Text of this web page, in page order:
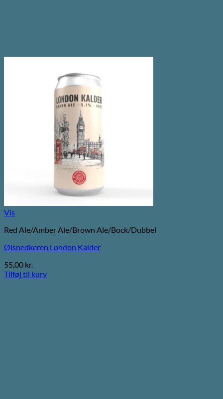
Vis
Red Ale/Amber Ale/Brown Ale/Bock/Dubbel
Ølsnedkeren London Kalder
55,00 kr.
Tilføj til kurv